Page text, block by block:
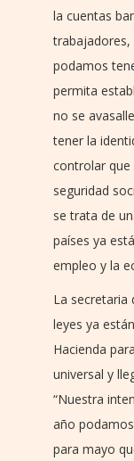
la cuentas
trabajadores,
podamos
permita
no se
tener la
controlar que
seguridad
se trata de
países ya
empleo y la
La secretaria
leyes ya
Hacienda
universal y
“Nuestra
año
para mayo